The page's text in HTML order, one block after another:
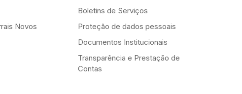
Novos
Boletins de Serviços
Proteção de dados pessoais
Documentos Institucionais
Transparência e Prestação de
Contas